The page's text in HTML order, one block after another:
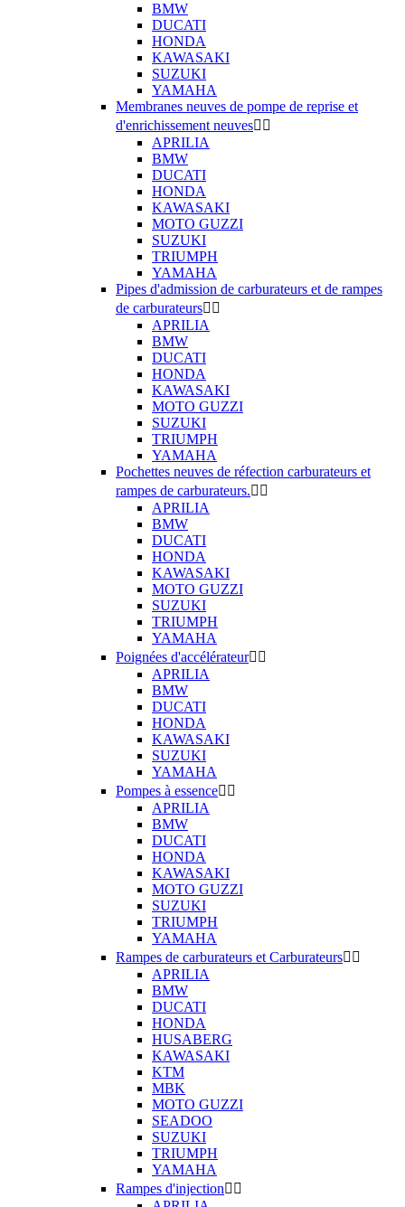
BMW
DUCATI
HONDA
KAWASAKI
SUZUKI
YAMAHA
Membranes neuves de pompe de reprise et
d'enrichissement neuves 
APRILIA
BMW
DUCATI
HONDA
KAWASAKI
MOTO GUZZI
SUZUKI
TRIUMPH
YAMAHA
Pipes d'admission de carburateurs et de rampes
de carburateurs 
APRILIA
BMW
DUCATI
HONDA
KAWASAKI
MOTO GUZZI
SUZUKI
TRIUMPH
YAMAHA
Pochettes neuves de réfection carburateurs et
rampes de carburateurs. 
APRILIA
BMW
DUCATI
HONDA
KAWASAKI
MOTO GUZZI
SUZUKI
TRIUMPH
YAMAHA
Poignées d'accélérateur 
APRILIA
BMW
DUCATI
HONDA
KAWASAKI
SUZUKI
YAMAHA
Pompes à essence 
APRILIA
BMW
DUCATI
HONDA
KAWASAKI
MOTO GUZZI
SUZUKI
TRIUMPH
YAMAHA
Rampes de carburateurs et Carburateurs 
APRILIA
BMW
DUCATI
HONDA
HUSABERG
KAWASAKI
KTM
MBK
MOTO GUZZI
SEADOO
SUZUKI
TRIUMPH
YAMAHA
Rampes d'injection 